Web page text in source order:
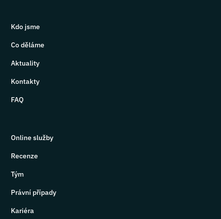
Kdo jsme
Co děláme
Aktuality
Kontakty
FAQ
Online služby
Recenze
Tým
Právní případy
Kariéra